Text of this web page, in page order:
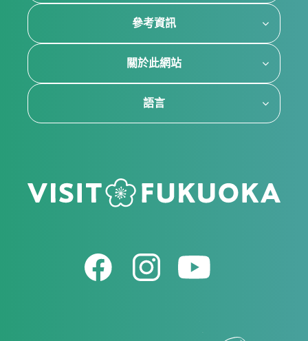
參考資訊
關於此網站
語言